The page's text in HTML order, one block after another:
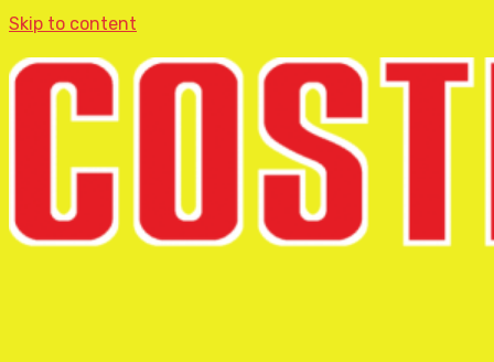
Skip to content